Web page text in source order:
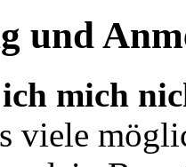
und
mich
viele